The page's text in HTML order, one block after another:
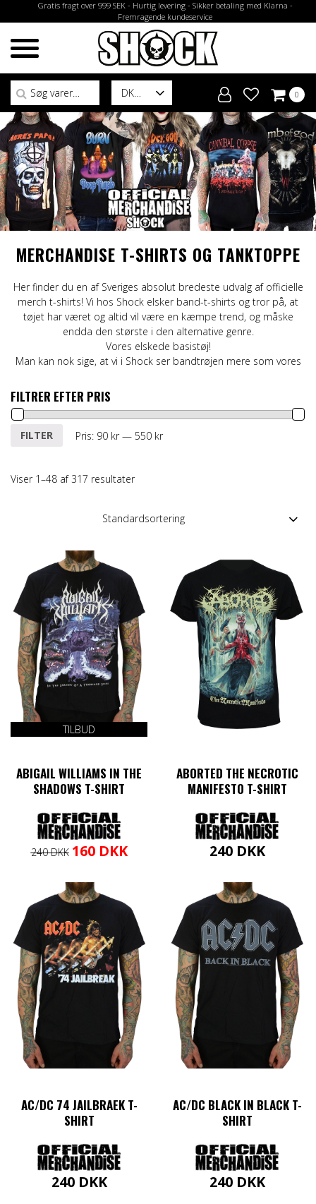
Gratis fragt over 999 SEK - Hurtig levering - Sikker betaling med Klarna -
Fremragende kundeservice
DK
Søg efter:
0
MERCHANDISE T-SHIRTS OG TANKTOPPE
Her finder du en af ​​Sveriges absolut bredeste udvalg af officielle
merch t-shirts! Vi hos Shock elsker band-t-shirts og tror på, at
tøjet har været og altid vil være en kæmpe trend, og måske
endda den største i den alternative genre.
Vores elskede basistøj!
Man kan nok sige, at vi i Shock ser bandtrøjen mere som vores
FILTRER EFTER PRIS
Mindste
Højeste
FILTER Pris: 90 kr— 550 kr
Viser 1–48 af 317 resultater
TILBUD
ABIGAIL WILLIAMS IN THE
SHADOWS T-SHIRT
240DKK Den
var:
240 DKK.
160 DKKDen
160 DKK.
Dette
varianter.
Mulighederne
kan
vælges
på
varesiden
ABORTED THE NECROTIC
MANIFESTO T-SHIRT
240 DKK
vare
har
varianter.
Mulighederne
kan
varesiden
AC/DC 74 JAILBRAEK T-
SHIRT
240 DKK
AC/DC BLACK IN BLACK T-
SHIRT
240 DKK